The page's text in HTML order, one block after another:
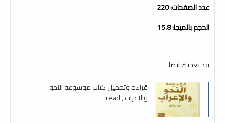
عدد الصفحات: 220
الحجم بالميجا: 15.8
قد يعجبك ايضا
قراءة وتحميل كتاب موسوعة النحو
والإعراب , read